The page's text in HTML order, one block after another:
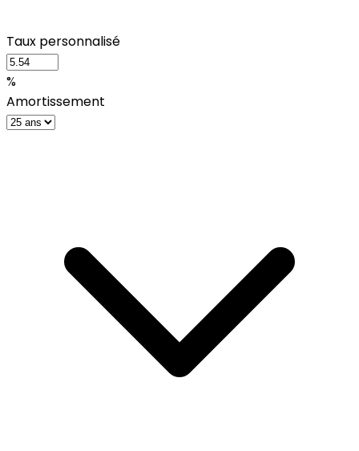
Taux personnalisé
%
Amortissement